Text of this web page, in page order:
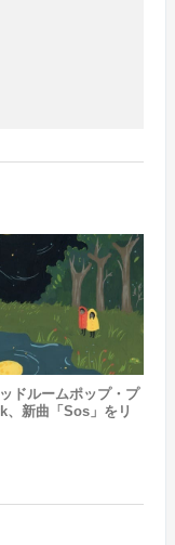
ドルームポップ・プ
、新曲「sos」をリ